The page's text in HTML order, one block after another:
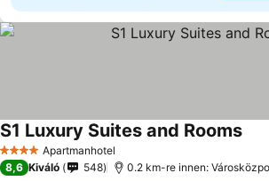
4 KategóriaApartmanhotel
S1 Luxury Suites and Rooms
8,6 Kiváló 548 0.2 km-re innen: